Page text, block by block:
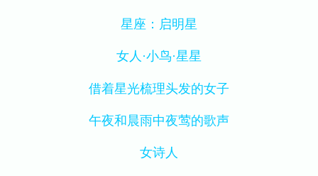
星座：启明星
女人·小鸟·星星
借着星光梳理头发的女子
午夜和晨雨中夜莺的歌声
女诗人